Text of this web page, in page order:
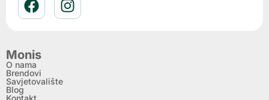
Monis
O nama
Brendovi
Savjetovalište
Blog
Kontakt